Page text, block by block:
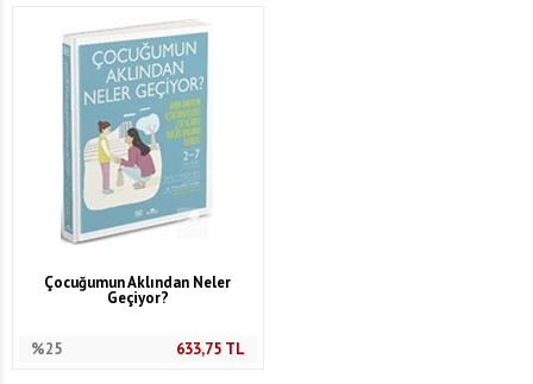
Çocuğumun Aklından Neler
Geçiyor?
%25 633,75TL